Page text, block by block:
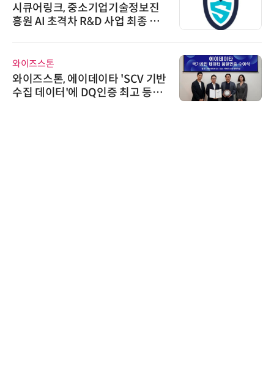
시큐어링크, 중소기업기술정보진
흥원 AI 초격차 R&D 사업 최종 선
와이즈스톤
와이즈스톤, 에이데이타 'SCV 기반
수집 데이터'에 DQ인증 최고 등급